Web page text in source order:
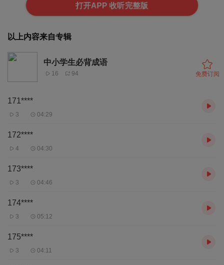
打开APP 收听完整版
以上内容来自专辑
中小学生必背成语
16 94 免费订阅
171****
3 04:29
172****
4 04:30
173****
3 04:46
174****
3 05:12
175****
3 04:11